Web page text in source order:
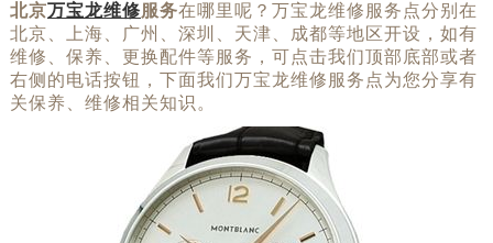
北京万宝龙维修 服务在哪里呢？万宝龙维修服务点分别在
北京、上海、广州、深圳、天津、成都等地区开设，如有
维修、保养、更换配件等服务，可点击我们顶部底部或者
右侧的电话按钮，下面我们万宝龙维修服务点为您分享有
关保养、维修相关知识。